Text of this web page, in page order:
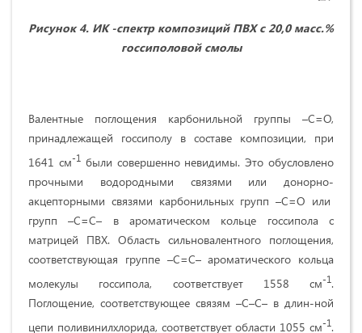
Рисунок 4. ИК -спектр композиций ПВХ с 20,0 масс.%
госсиполовой смолы
Валентные поглощения карбонильной группы –С=О,
принадлежащей госсиполу в составе композиции, при
1641 см-1были совершенно невидимы. Это обусловлено
прочными водородными связями или донорно-
акцепторными связями карбонильных групп –С=О или
групп –С=С– в ароматическом кольце госсипола с
матрицей ПВХ. Область сильновалентного поглощения,
соответствующая группе –C=C– ароматического кольца
молекулы госсипола, соответствует 1558 см-1.
Поглощение, соответствующее связям –С–С– в длин-ной
цепи поливинилхлорида, соответствует области 1055 см-1.